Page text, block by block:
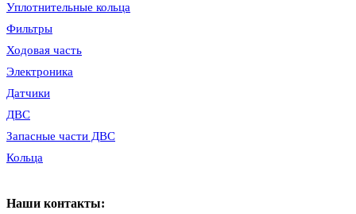
Уплотнительные кольца
Фильтры
Ходовая часть
Электроника
Датчики
ДВС
Запасные части ДВС
Кольца
Наши контакты: